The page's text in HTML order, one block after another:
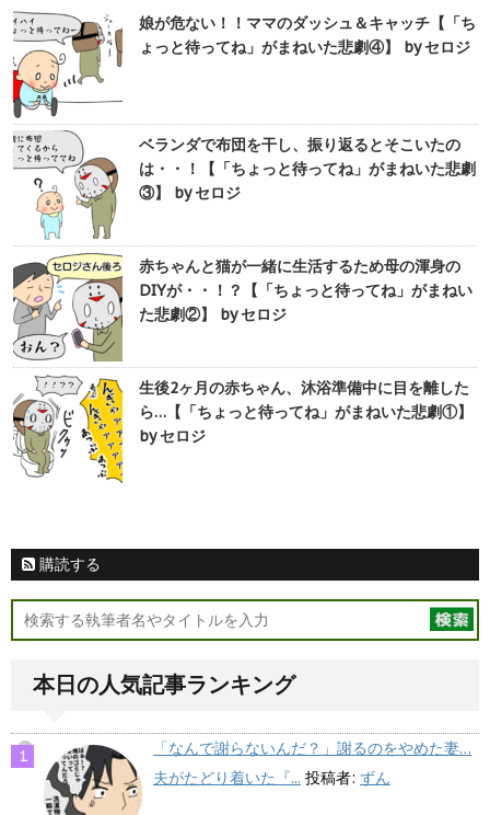
娘が危ない！！ママのダッシュ＆キャッチ【「ち
ょっと待ってね」がまねいた悲劇④】 by セロジ
ベランダで布団を干し、振り返るとそこいたの
は・・！【「ちょっと待ってね」がまねいた悲劇
③】 by セロジ
赤ちゃんと猫が一緒に生活するため母の渾身の
DIYが・・！？【「ちょっと待ってね」がまねい
た悲劇②】 by セロジ
生後2ヶ月の赤ちゃん、沐浴準備中に目を離した
ら…【「ちょっと待ってね」がまねいた悲劇①】
by セロジ
購読する
本日の人気記事ランキング
「なんで謝らないんだ？」謝るのをやめた妻…
夫がたどり着いた『... 投稿者: ずん